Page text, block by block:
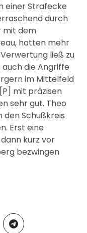
einer Strafecke
durch
mit dem
hatten mehr
ließ zu
die Angriffe
im Mittelfeld
mit präzisen
sehr gut. Theo
den Schußkreis
Erst eine
kurz vor
bezwingen